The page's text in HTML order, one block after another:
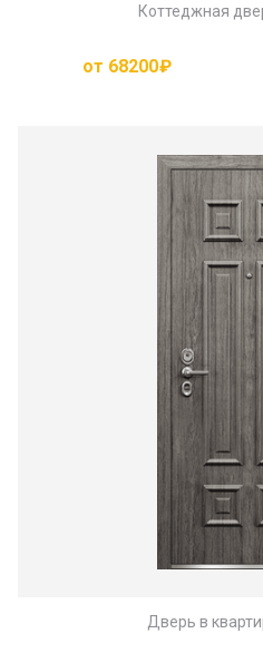
Коттеджная
от 68200₽
Дверь в